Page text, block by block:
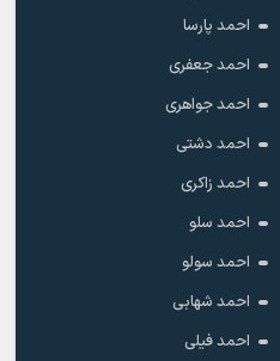
احمد پارسا
احمد جعفری
احمد جواهری
احمد دشتی
احمد زاکری
احمد سلو
احمد سولو
احمد شهابی
احمد فیلی